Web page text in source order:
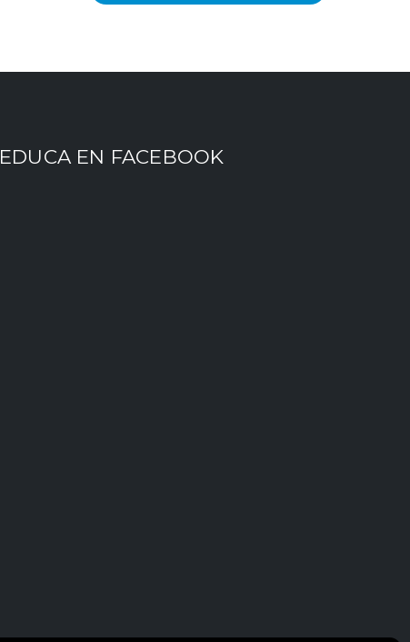
EDUCA EN FACEBOOK